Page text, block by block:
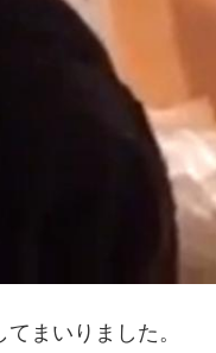
まいりました。